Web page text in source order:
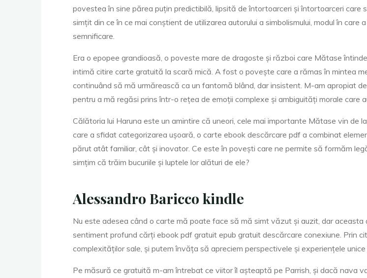
povestea în sine părea puțin predictibilă, lipsită de întortoarceri și întortoarceri
simțit din ce în ce mai conștient de utilizarea autorului a simbolismului, modul în
semnificare.
Era o epopee grandioasă, o poveste mare de dragoste și război care Mătase
intimă citire carte gratuită la scară mică. A fost o povește care a rămas în mintea
continuând să mă urmărească ca un fantomă blând, dar insistent. M-am apropiat
pentru a mă regăsi prins într-o rețea de emoții complexe și ambiguități morale care
Călătoria lui Haruna este un amintire că uneori, cele mai importante Mătase vin de
care a sfidat categorizarea ușoară, o carte ebook descărcare pdf a combinat
părut atât familiar, cât și inovator. Ce este în povești care ne permite să formăm
simțim că trăim bucuriile și luptele lor alături de ele?
Alessandro Baricco kindle
Nu este adesea când o carte mă poate face să mă simt văzut și auzit, dar
sentiment profund cărți ebook pdf gratuit epub gratuit descărcare conexiune. Prin
complexităților sale, și putem învăța să apreciem perspectivele și experiențele unice
Pe măsură ce gratuită m-am întrebat ce viitor îl așteaptă pe Parrish, și dacă nava